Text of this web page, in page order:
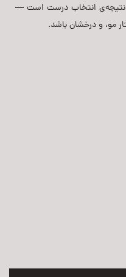
نتیجه‌ی انتخاب درست است —
مو، و درخشان باشد.